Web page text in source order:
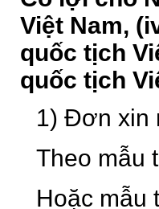
Việt Nam,
quốc tịch
quốc tịch
1) Đơn xin
Theo mẫu
Hoặc mẫu